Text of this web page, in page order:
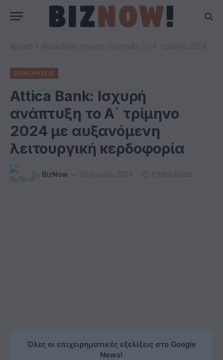
Αρχική
ΕΠΙΧΕΙΡΗΣΕΙΣ
Attica Bank: Ισχυρή
ανάπτυξη το Α΄ τρίμηνο
2024 με αυξανόμενη
λειτουργική κερδοφορία
By BizNow 29 Ιουνίου 2024 6 Mins Read
Όλες οι επιχειρηματικές εξελίξεις στο Google
News!